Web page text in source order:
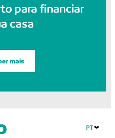
para financiar
casa
mais
PT